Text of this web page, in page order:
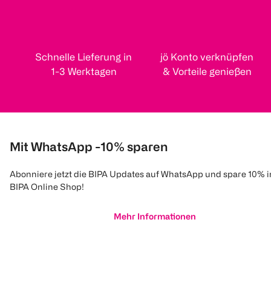
Schnelle Lieferung in
1-3 Werktagen
jö Konto verknüpfen
& Vorteile genießen
Mit WhatsApp -10% sparen
Abonniere jetzt die BIPA Updates auf WhatsApp und spare 10%
BIPA Online Shop!
Mehr Informationen